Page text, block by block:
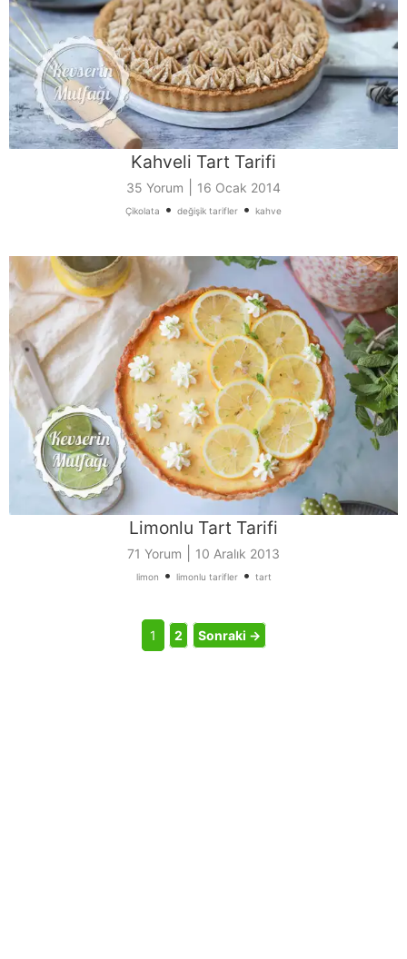
Kahveli Tart Tarifi
35 Yorum 16 Ocak 2014
Çikolata • değişik tarifler • kahve
Limonlu Tart Tarifi
71 Yorum 10 Aralık 2013
limon • limonlu tarifler• tart
1 2 Sonraki →